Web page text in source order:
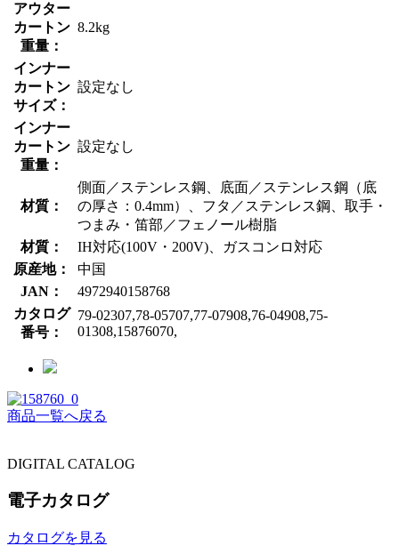
アウター
カートン
重量：
8.2kg
インナー
カートン
サイズ：
設定なし
インナー
カートン
重量：
設定なし
材質：
側面／ステンレス鋼、底面／ステンレス鋼（底
の厚さ：0.4mm）、フタ／ステンレス鋼、取手・
つまみ・笛部／フェノール樹脂
材質：
IH対応(100V・200V)、ガスコンロ対応
原産地：
中国
JAN：
4972940158768
カタログ
番号：
79-02307,78-05707,77-07908,76-04908,75-
01308,15876070,
商品一覧へ戻る
DIGITAL CATALOG
電子カタログ
カタログを見る